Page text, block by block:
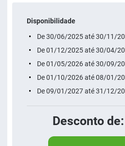
Disponibilidade
De 30/06/2025 até 30/11/
De 01/12/2025 até 30/04/
De 01/05/2026 até 30/09/
De 01/10/2026 até 08/01/
De 09/01/2027 até 31/12/
Desconto